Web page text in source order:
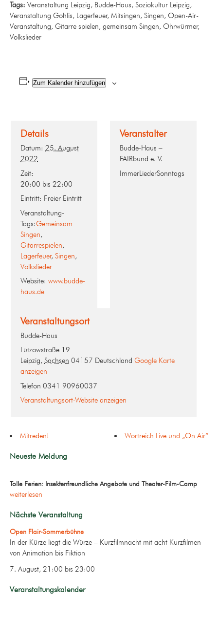
Tags: Veranstaltung Leipzig, Budde-Haus, Soziokultur Leipzig,
Veranstaltung Gohlis, Lagerfeuer, Mitsingen, Singen, Open-Air-
Veranstaltung, Gitarre spielen, gemeinsam Singen, Ohrwürmer,
Volkslieder
Zum Kalender hinzufügen
Details
Datum: 25. August
2022
Zeit:
20:00 bis 22:00
Eintritt: Freier Eintritt
Veranstaltung-
Tags:Gemeinsam
Singen,
Gitarrespielen,
Lagerfeuer, Singen,
Volkslieder
Website: www.budde-
haus.de
Veranstaltungsort
Budde-Haus
Lützowstraße 19
Leipzig, Sachsen 04157 Deutschland Google Karte
anzeigen
Telefon 0341 90960037
Veranstaltungsort-Website anzeigen
Veranstalter
Budde-Haus –
FAIRbund e. V.
ImmerLiederSonntags
Mitreden! Wortreich Live und „On Air“
Neueste Meldung
Tolle Ferien: Insektenfreundliche Angebote und Theater-Film-Camp
weiterlesen
Nächste Veranstaltung
Open Flair-Sommerbühne
In der Kürze liegt die Würze – Kurzfilmnacht mit acht Kurzfilmen
von Animation bis Fiktion
7. August, 21:00 bis 23:00
Veranstaltungskalender